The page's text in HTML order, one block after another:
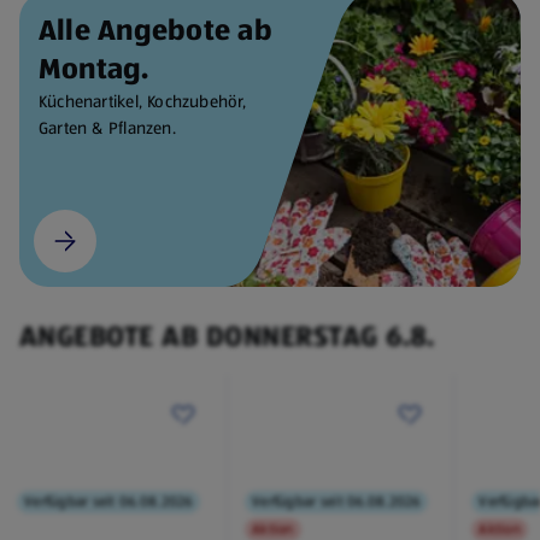
Alle Angebote ab
Montag.
Küchenartikel, Kochzubehör,
Garten & Pflanzen.
ANGEBOTE AB DONNERSTAG 6.8.
Verfügbar seit 06.08.2026
Verfügbar seit 06.08.2026
Aktion
Aktion